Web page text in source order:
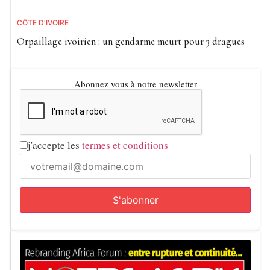
CÔTE D'IVOIRE
Orpaillage ivoirien : un gendarme meurt pour 3 dragues
Abonnez vous à notre newsletter
j'accepte les termes et conditions